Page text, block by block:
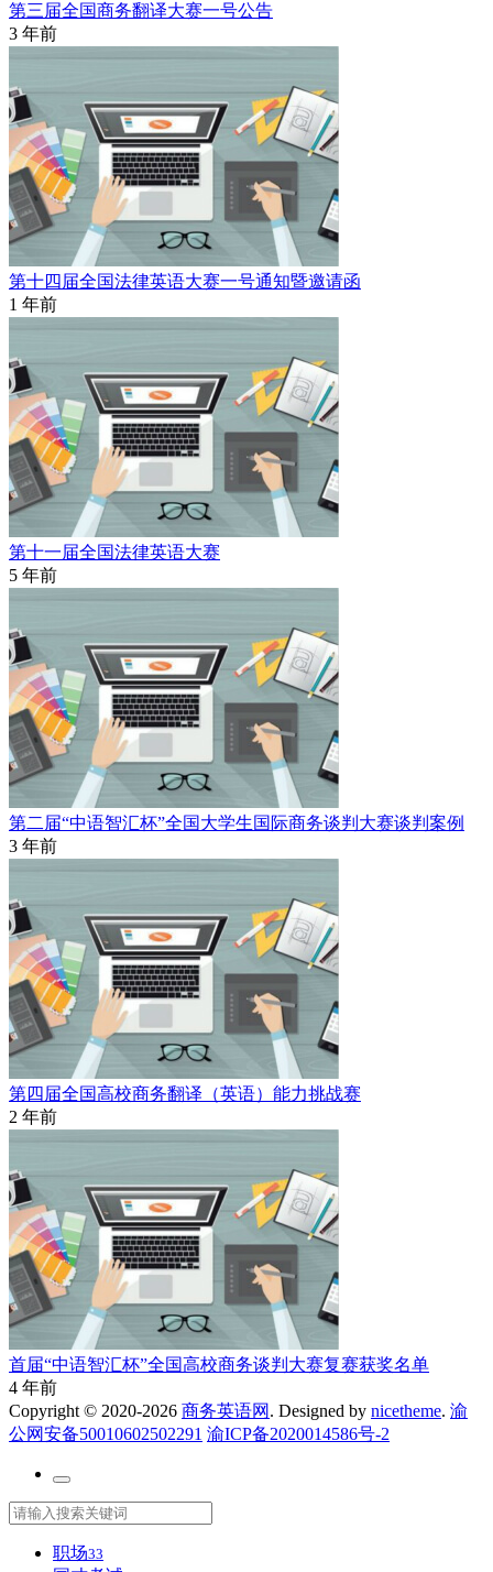
第三届全国商务翻译大赛一号公告
3 年前
第十四届全国法律英语大赛一号通知暨邀请函
1 年前
第十一届全国法律英语大赛
5 年前
第二届“中语智汇杯”全国大学生国际商务谈判大赛谈判案例
3 年前
第四届全国高校商务翻译（英语）能力挑战赛
2 年前
首届“中语智汇杯”全国高校商务谈判大赛复赛获奖名单
4 年前
Copyright © 2020-2026 商务英语网 . Designed by nicetheme. 渝
公网安备50010602502291 渝ICP备2020014586号-2
职场33